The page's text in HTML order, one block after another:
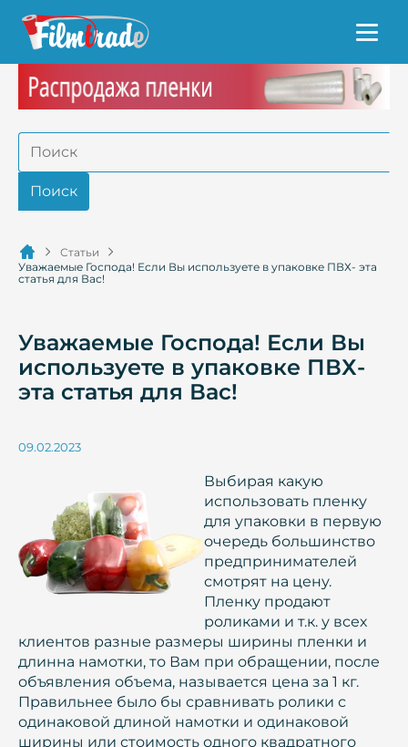
Статьи
Уважаемые Господа! Если Вы используете в упаковке ПВХ- эта
статья для Вас!
Уважаемые Господа! Если Вы
используете в упаковке ПВХ-
эта статья для Вас!
09.02.2023
Выбирая какую
использовать пленку
для упаковки в первую
очередь большинство
предпринимателей
смотрят на цену.
Пленку продают
роликами и т.к. у всех
клиентов разные размеры ширины пленки и
длинна намотки, то Вам при обращении, после
объявления объема, называется цена за 1 кг.
Правильнее было бы сравнивать ролики с
одинаковой длиной намотки и одинаковой
ширины или стоимость одного квадратного